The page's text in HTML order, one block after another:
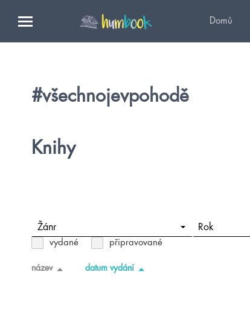
Domů
#všechnojevpohodě
Knihy
Žánr Rok
vydané připravované
název datum vydání